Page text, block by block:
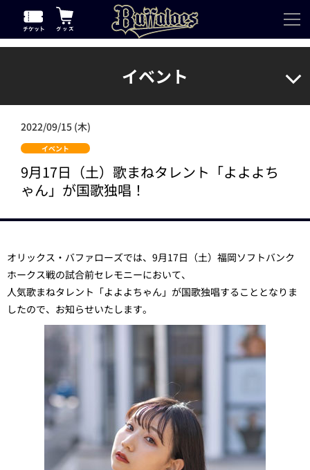
イベント
2022/09/15 (木)
イベント
9月17日（土）歌まねタレント「よよよち
ゃん」が国歌独唱！
オリックス・バファローズでは、9月17日（土）福岡ソフトバンク
ホークス戦の試合前セレモニーにおいて、
人気歌まねタレント「よよよちゃん」が国歌独唱することとなりま
したので、お知らせいたします。